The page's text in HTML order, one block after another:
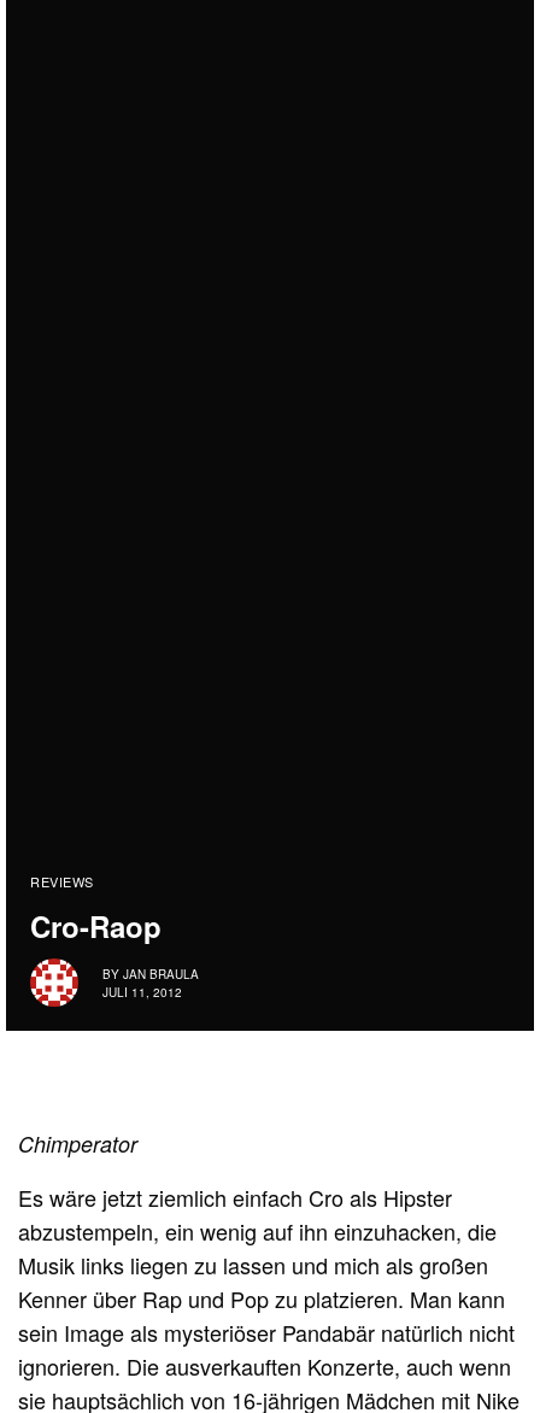
REVIEWS
Cro-Raop
BY JAN BRAULA
JULI 11, 2012
Chimperator
Es wäre jetzt ziemlich einfach Cro als Hipster
abzustempeln, ein wenig auf ihn einzuhacken, die
Musik links liegen zu lassen und mich als großen
Kenner über Rap und Pop zu platzieren. Man kann
sein Image als mysteriöser Pandabär natürlich nicht
ignorieren. Die ausverkauften Konzerte, auch wenn
sie hauptsächlich von 16-jährigen Mädchen mit Nike